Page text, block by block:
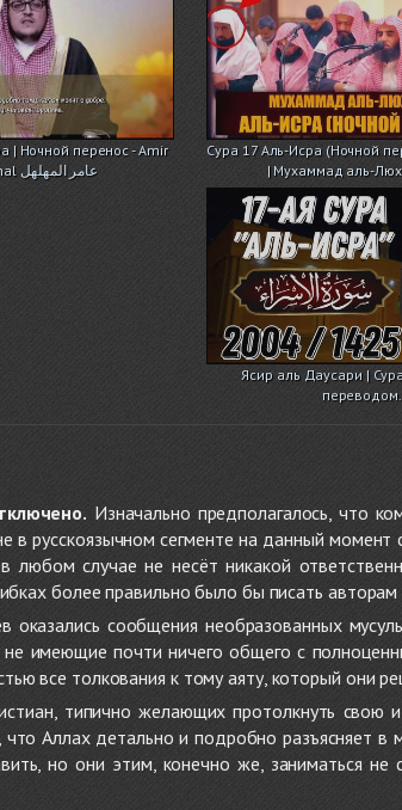
| Ночной перенос - Amir
Al Mohalhal عامر المهلهل
Сура 17 Аль-Исра (Ночной
| Мухаммад аль-
Ясир аль Даусари |
переводом.
Изначально предполагалось, что
в русскоязычном сегменте на данный
любом случае не несёт никакой
более правильно было бы писать
оказались сообщения необразованных
не имеющие почти ничего общего с
все толкования к тому аяту, который они
типично желающих протолкнуть свою
что Аллах детально и подробно разъясняет
но они этим, конечно же, заниматься